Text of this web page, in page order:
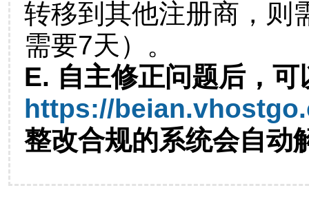
转移到其他注册商，则
需要7天）。
E. 自主修正问题后，可
https://
整改合规的系统会自动